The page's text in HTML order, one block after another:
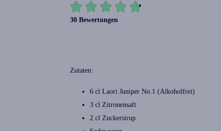
    
30 Bewertungen
Zutaten:
6 cl Laori Juniper No.1 (Alkoholfrei)
3 cl Zitronensaft
2 cl Zuckersirup